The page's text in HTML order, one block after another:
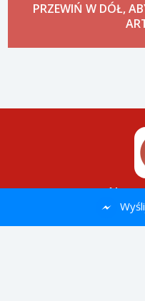
PRZEWIŃ W DÓŁ,
Wypróbuj
Szybsza,